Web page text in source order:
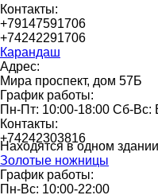
Контакты:
+79147591706
+74242291706
Карандаш
Адрес:
Мира проспект, дом 57Б
График работы:
Пн-Пт: 10:00-18:00 Сб-Вс:
Контакты:
+74242303816
Находятся в одном здании
Золотые ножницы
График работы:
Пн-Вс: 10:00-22:00